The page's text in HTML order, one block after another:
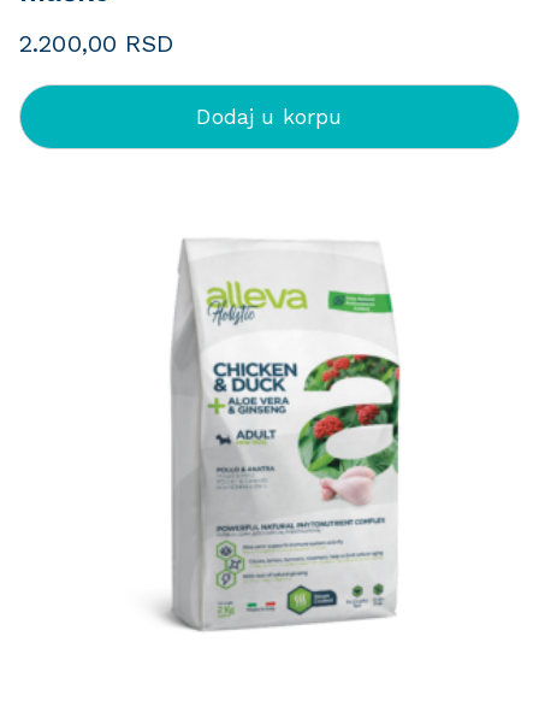
2.200,00 RSD
Dodaj u korpu